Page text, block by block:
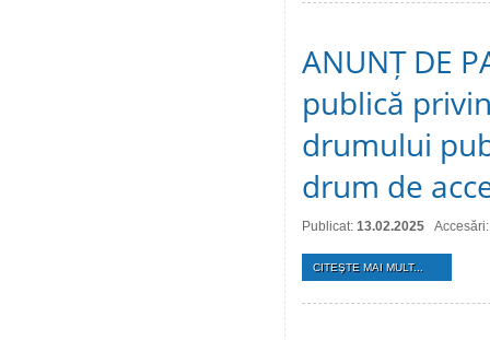
ANUNȚ DE
publică
drumului
drum de
Publicat: 13.02.2025
CITEŞTE MAI MULT...